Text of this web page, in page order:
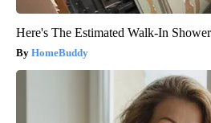
Here's The Estimated Walk-In
HomeBuddy